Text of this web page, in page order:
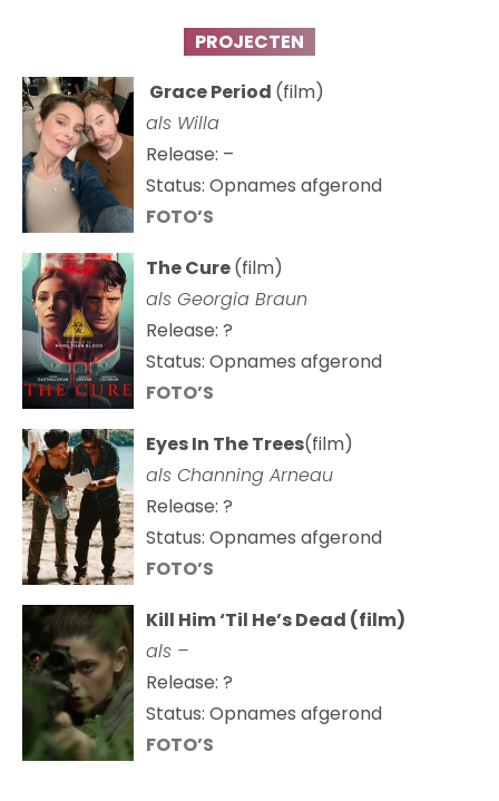
PROJECTEN
Grace Period (film)
als Willa
Release: –
Status: Opnames afgerond
FOTO’S
The Cure(film)
als Georgia Braun
Release: ?
Status: Opnames afgerond
FOTO’S
Eyes In The Trees(film)
als Channing Arneau
Release: ?
Status: Opnames afgerond
FOTO’S
Kill Him ‘Til He’s Dead (film)
als –
Release: ?
Status: Opnames afgerond
FOTO’S